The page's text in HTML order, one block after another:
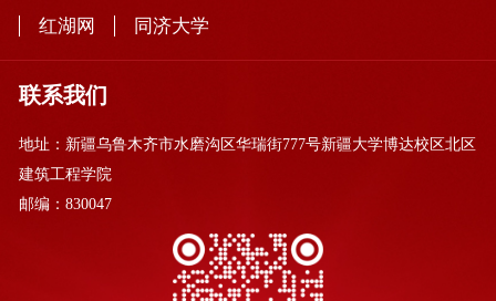
红湖网
同济大学
联系我们
地址：新疆乌鲁木齐市水磨沟区华瑞街777号新疆大学博达校区北区
建筑工程学院
邮编：830047